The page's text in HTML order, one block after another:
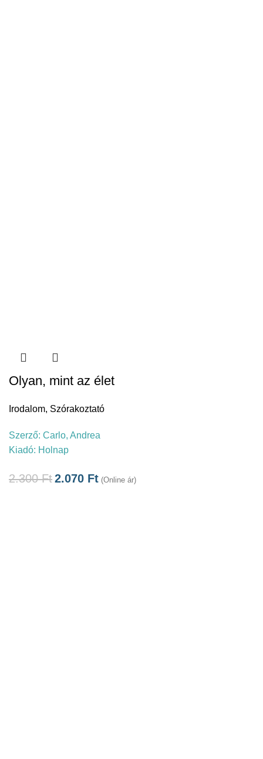
Olyan, mint az élet
Irodalom, Szórakoztató
Szerző: Carlo, Andrea
Kiadó: Holnap
2.300Ft2.070 Ft (Online ár)